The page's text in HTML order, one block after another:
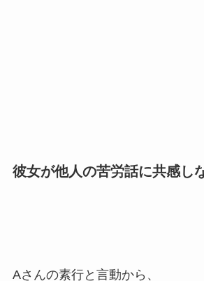
彼女が他人の苦労話に共感し
Aさんの素行と言動から、